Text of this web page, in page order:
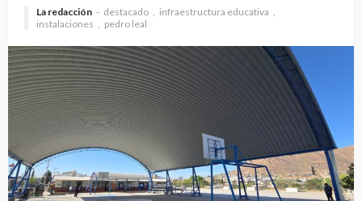
La redacción destacado
infraestructura educativa
instalaciones
pedro leal